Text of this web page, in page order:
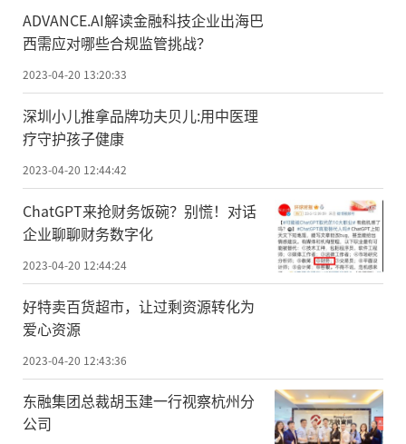
ADVANCE.AI解读金融科技企业出海巴
西需应对哪些合规监管挑战？
2023-04-20 13:20:33
深圳小儿推拿品牌功夫贝儿:用中医理
疗守护孩子健康
2023-04-20 12:44:42
ChatGPT来抢财务饭碗？别慌！对话
企业聊聊财务数字化
2023-04-20 12:44:24
好特卖百货超市，让过剩资源转化为
爱心资源
2023-04-20 12:43:36
东融集团总裁胡玉建一行视察杭州分
公司